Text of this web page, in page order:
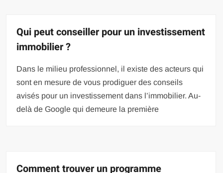
Qui peut conseiller pour un investissement
immobilier ?
Dans le milieu professionnel, il existe des acteurs qui
sont en mesure de vous prodiguer des conseils
avisés pour un investissement dans l’immobilier. Au-
delà de Google qui demeure la première
Comment trouver un programme